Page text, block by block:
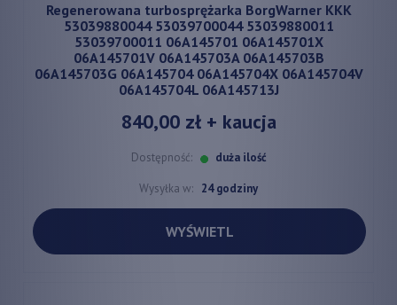
Regenerowana turbosprężarka BorgWarner KKK
53039880044 53039700044 53039880011
53039700011 06A145701 06A145701X
06A145701V 06A145703A 06A145703B
06A145703G 06A145704 06A145704X 06A145704V
06A145704L 06A145713J
840,00 zł+ kaucja
Dostępność: duża ilość
Wysyłka w: 24 godziny
WYŚWIETL